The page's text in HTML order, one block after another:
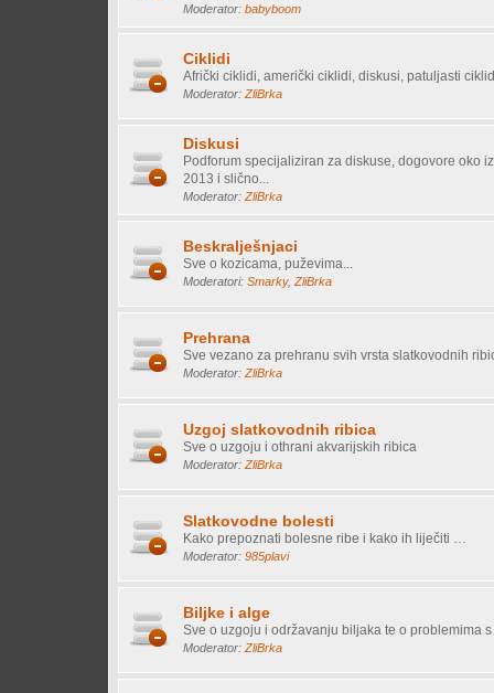
Moderator: babyboom
Ciklidi
Afrički ciklidi, američki ciklidi, diskusi, patuljasti
Moderator: ZliBrka
Diskusi
Podforum specijaliziran za diskuse, dogovore oko
2013 i slično...
Moderator: ZliBrka
Beskralješnjaci
Sve o kozicama, puževima...
Moderatori: Smarky, ZliBrka
Prehrana
Sve vezano za prehranu svih vrsta slatkovodnih
Moderator: ZliBrka
Uzgoj slatkovodnih ribica
Sve o uzgoju i othrani akvarijskih ribica
Moderator: ZliBrka
Slatkovodne bolesti
Kako prepoznati bolesne ribe i kako ih liječiti …
Moderator: 985plavi
Biljke i alge
Sve o uzgoju i održavanju biljaka te o problemima
Moderator: ZliBrka